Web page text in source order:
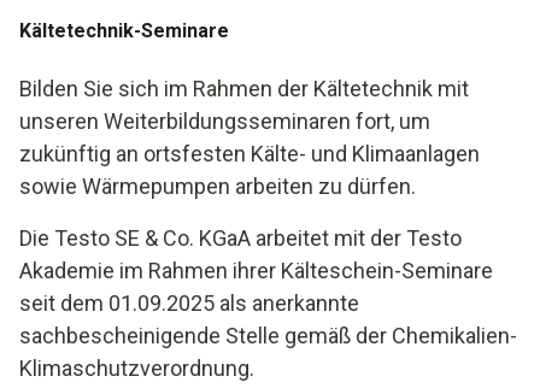
Kältetechnik-Seminare
Bilden Sie sich im Rahmen der Kältetechnik mit
unseren Weiterbildungsseminaren fort, um
zukünftig an ortsfesten Kälte- und Klimaanlagen
sowie Wärmepumpen arbeiten zu dürfen.
Die Testo SE & Co. KGaA arbeitet mit der Testo
Akademie im Rahmen ihrer Kälteschein-Seminare
seit dem 01.09.2025 als anerkannte
sachbescheinigende Stelle gemäß der Chemikalien-
Klimaschutzverordnung.